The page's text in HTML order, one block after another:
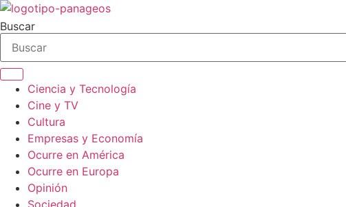
Ir
al
contenido
Buscar
Ciencia y Tecnología
Cine y TV
Cultura
Empresas y Economía
Ocurre en América
Ocurre en Europa
Opinión
Sociedad